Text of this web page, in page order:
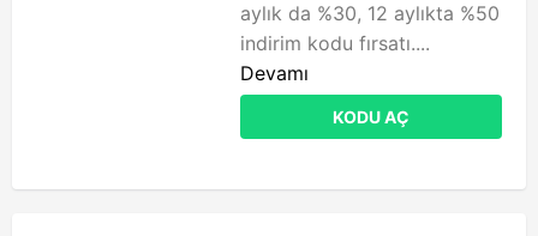
aylık da %30, 12 aylıkta %50
indirim kodu fırsatı....
Devamı
KODU AÇ